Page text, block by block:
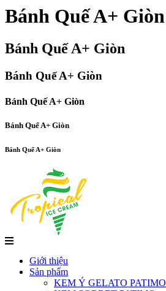
Bánh Quế A+ Giòn
Bánh Quế A+ Giòn
Bánh Quế A+ Giòn
Bánh Quế A+ Giòn
Bánh Quế A+ Giòn
Bánh Quế A+ Giòn
Giới thiệu
Sản phẩm
KEM Ý GELATO PATIMO